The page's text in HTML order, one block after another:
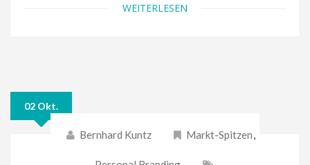
WEITERLESEN
02 Okt.
Bernhard Kuntz Markt-Spitzen,